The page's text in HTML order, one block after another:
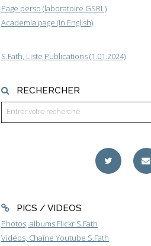
Page perso (laboratoire GSRL)
Academia page (in English)
S.Fath, Liste Publications (1.01.2024)
RECHERCHER
PICS / VIDEOS
Photos, albums Flickr S.Fath
Vidéos, Chaîne Youtube S.Fath